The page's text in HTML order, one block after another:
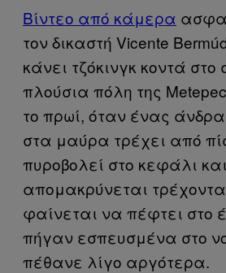
Βίντεο από κάμερα
τον δικαστή Vicente
κάνει τζόκινγκ κοντά στο
πλούσια πόλη της
το πρωί, όταν ένας
στα μαύρα τρέχει από
πυροβολεί στο κεφάλι
απομακρύνεται
φαίνεται να πέφτει στο
πήγαν εσπευσμένα στο
πέθανε λίγο αργότερα.